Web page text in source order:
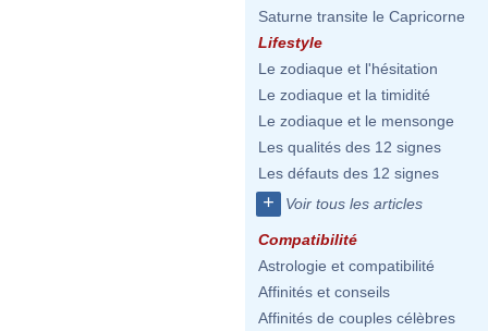
Saturne transite le Capricorne
Lifestyle
Le zodiaque et l'hésitation
Le zodiaque et la timidité
Le zodiaque et le mensonge
Les qualités des 12 signes
Les défauts des 12 signes
+ Voir tous les articles
Compatibilité
Astrologie et compatibilité
Affinités et conseils
Affinités de couples célèbres